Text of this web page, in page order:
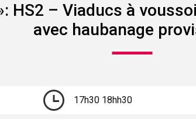
HS2 – Viaducs à
avec haubanage
17h30 18hh30